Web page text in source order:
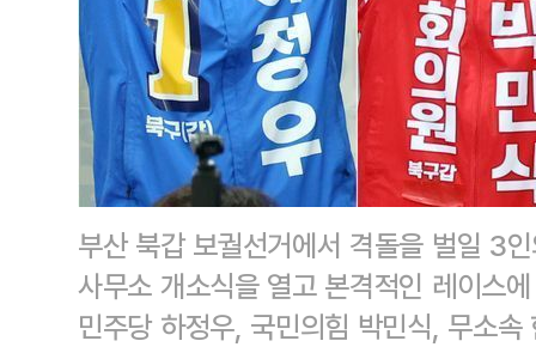
부산 북갑 보궐선거에서 격돌을 벌일 3
사무소 개소식을 열고 본격적인 레이스
민주당 하정우, 국민의힘 박민식, 무소